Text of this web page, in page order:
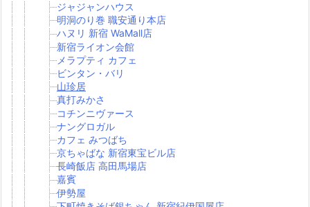
ジャジャンハウス
明洞のり巻 職安通り本店
ハヌリ 新宿 WaMall店
新宿ライオン会館
メラプティ カフェ
ビンタン・バリ
山珍居
真打みかさ
コチンニヴァース
ナングロガル
カフェ みつばち
京ちゃばな 新宿東宝ビル店
長崎飯店 高田馬場店
嘉賓
伊勢屋